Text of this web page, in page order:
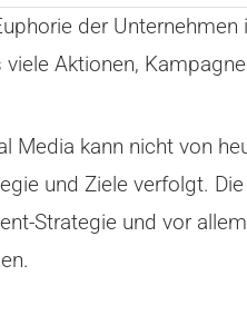
der
viele Aktionen,
Media kann nicht von
und Ziele verfolgt.
Strategie und vor